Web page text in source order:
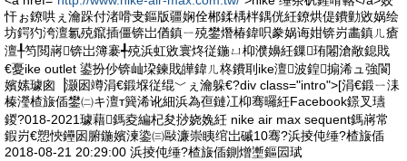
忓ぉ鐐哄ぇ瀹跺付渚嗗叏鏂版疆娴佺郴鍒楀柈鍝侊紝鐐烘偍鐨勭敓娲绘
坊鍔犳洿澶氱殑鑹插僵锛岀偤鎮ㄧ殑鐢熸椿鍏呮豢娲诲姏锛岃畵鎮ㄦ瘡
澶╀笉閲嶈锛岀簿褰╃殑浜虹敓寰炵従鍦ㄩ枊濮嬶紝鏁珛闂滄敞鎴戝
€憂ike outlet 鍙扮仯锛屾垜鍊戝皣鍏ㄦ柊鐨刵ike澶波鍠搧浠ュ強閬
嬪嫊璩囪▕灏囦竴涓€鍛堢従绲﹀ぇ瀹躲€?div class="intro">[涓€鍛ㄧ洡
榛瀅楂旇偛鐢㈡キ澶т簨浠讹細浜為亱鏈冮枊骞曪紝Facebook鐛叉瓙
鍐?018-2021璩藉鎷夌編杞夋挱娆婏紝 nike air max sequent鎷嶈常
鍜岃€愬悏鑸囦腑鍦嬪湅鍌㈢敺濂崇眱绾岀磩10骞?浜掕伅缍?楂旇偛
2018-08-21 20:29:00 浜掕伅缍?楂旇偛鍘熷壍鏂囩珷